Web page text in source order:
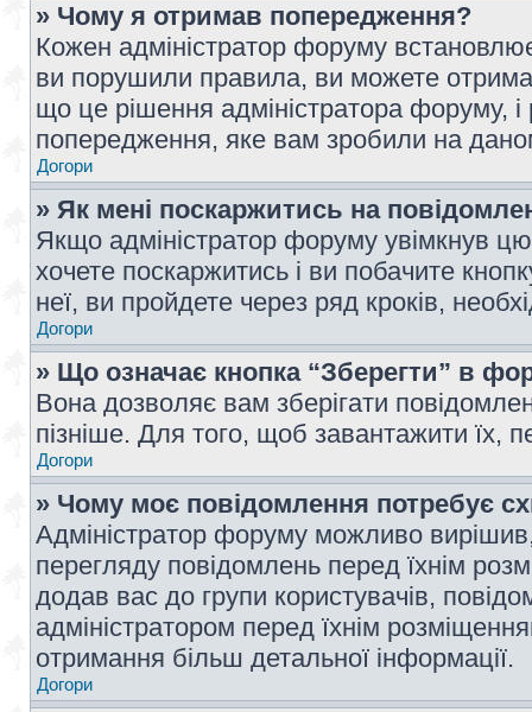
» Чому я отримав попередження?
Кожен адміністратор форуму
ви порушили правила, ви можете
що це рішення адміністратора форуму,
попередження, яке вам зробили на
Догори
» Як мені поскаржитись на
Якщо адміністратор форуму увімкнув
хочете поскаржитись і ви побачите
неї, ви пройдете через ряд кроків,
Догори
» Що означає кнопка “Зберегти” в
Вона дозволяє вам зберігати
пізніше. Для того, щоб завантажити їх,
Догори
» Чому моє повідомлення потребує
Адміністратор форуму можливо
перегляду повідомлень перед їхнім
додав вас до групи користувачів,
адміністратором перед їхнім
отримання більш детальної інформації.
Догори